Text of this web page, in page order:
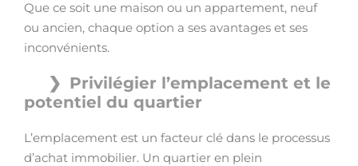
Que ce soit une maison ou un appartement, neuf
ou ancien, chaque option a ses avantages et ses
inconvénients.
Privilégier l’emplacement et le
potentiel du quartier
L’emplacement est un facteur clé dans le processus
d’achat immobilier. Un quartier en plein